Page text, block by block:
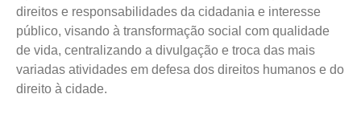
direitos e responsabilidades da cidadania e interesse
público, visando à transformação social com qualidade
de vida, centralizando a divulgação e troca das mais
variadas atividades em defesa dos direitos humanos e do
direito à cidade.